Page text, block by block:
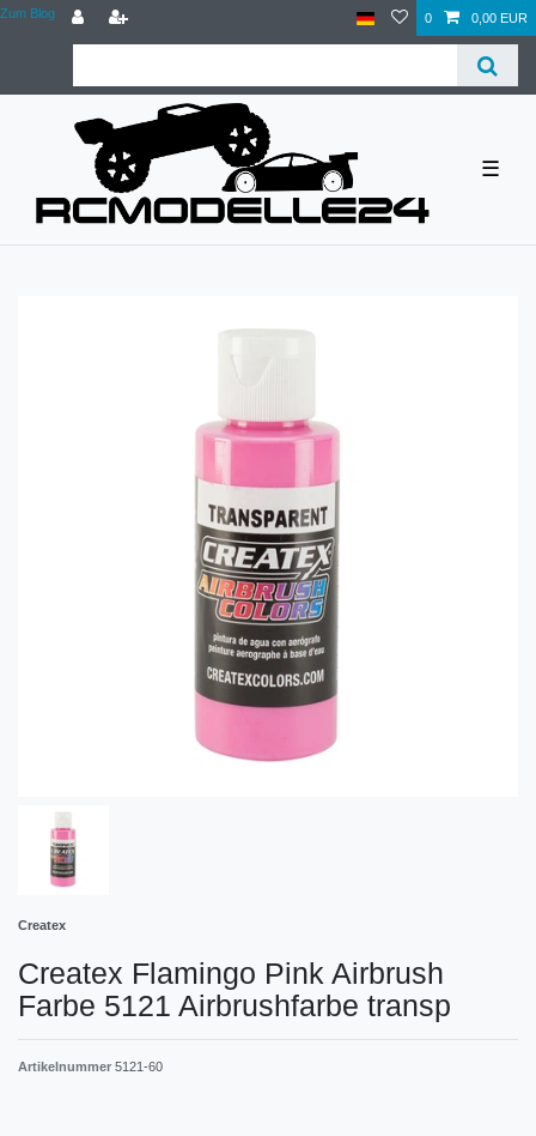
Zum Blog 0 0,00 EUR
☰
Createx
Createx Flamingo Pink Airbrush
Farbe 5121 Airbrushfarbe transp
Artikelnummer 5121-60